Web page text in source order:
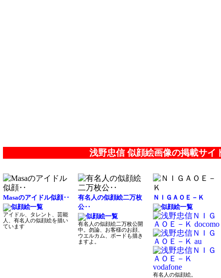
浅野忠信 似顔絵画像の掲載サイ
Masaのアイドル似顔‥
アイドル、タレント、芸能
人、有名人の似顔絵を描い
ています
有名人の似顔絵二万枚
公‥
有名人の似顔絵二万枚公開
中。勿論、お客様のお顔、
ウエルカム、ボードも描き
ますよ。
ＮＩＧＡＯＥ－Ｋ
有名人の似顔絵。